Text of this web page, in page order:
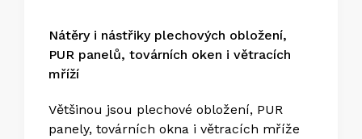
Nátěry i nástřiky plechových obložení,
PUR panelů, továrních oken i větracích
mříží
Většinou jsou plechové obložení, PUR
panely, továrních okna i větracích mříže